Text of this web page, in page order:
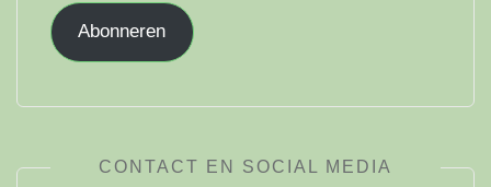
Abonneren
CONTACT EN SOCIAL MEDIA